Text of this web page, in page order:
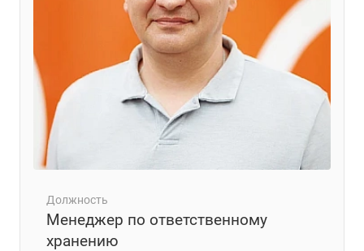
Должность
Менеджер по ответственному
хранению